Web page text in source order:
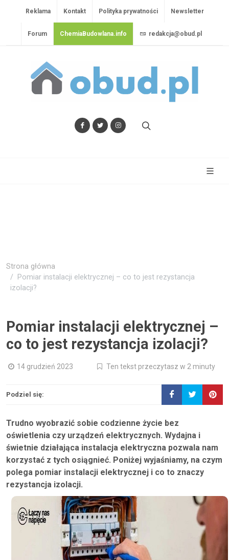
Reklama Kontakt Polityka prywatności Newsletter
Forum ChemiaBudowlana.info redakcja@obud.pl
Strona główna
Pomiar instalacji elektrycznej – co to jest rezystancja
izolacji?
Pomiar instalacji elektrycznej –
co to jest rezystancja izolacji?
14 grudzień 2023 Ten tekst przeczytasz w 2 minuty
Podziel się:
Trudno wyobrazić sobie codzienne życie bez
oświetlenia czy urządzeń elektrycznych. Wydajna i
świetnie działająca instalacja elektryczna pozwala nam
korzystać z tych osiągnieć. Poniżej wyjaśniamy, na czym
polega pomiar instalacji elektrycznej i co to znaczy
rezystancja izolacji.